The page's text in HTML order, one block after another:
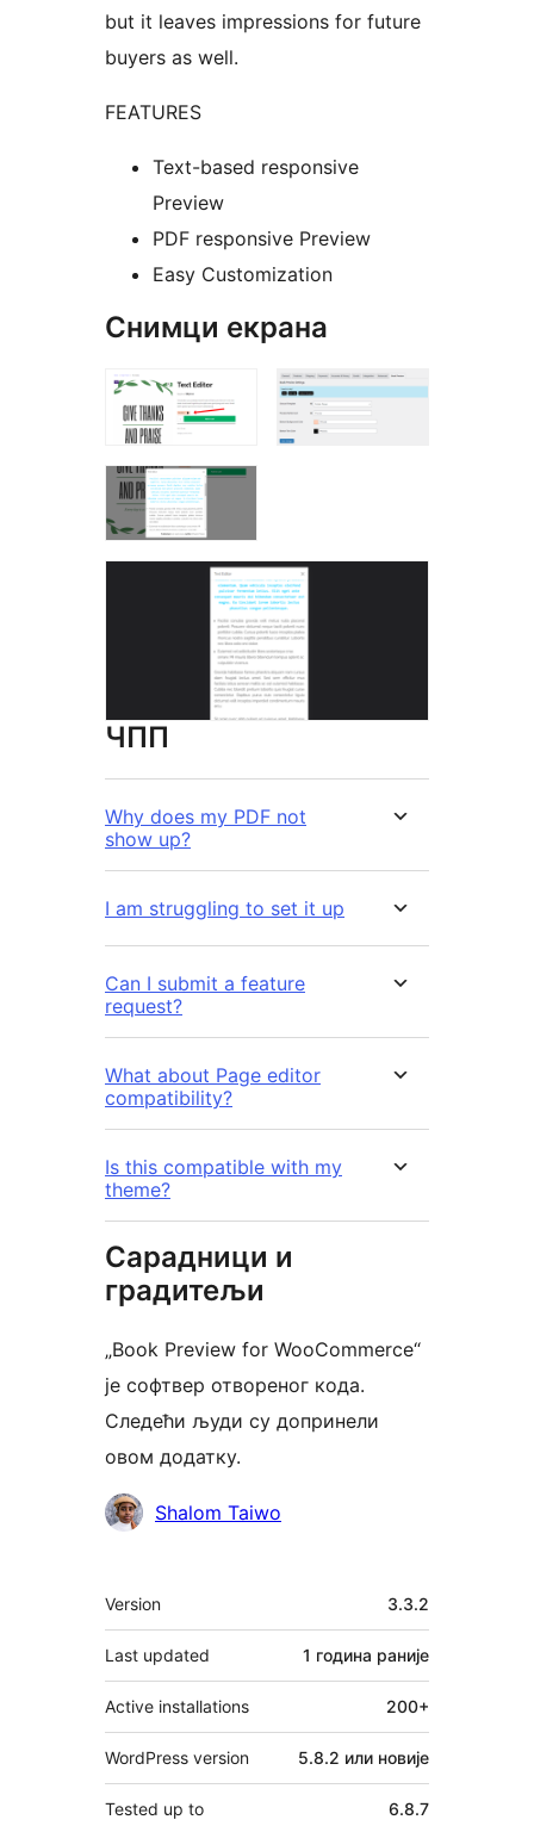
but it leaves impressions for future
buyers as well.
FEATURES
Text-based responsive
Preview
PDF responsive Preview
Easy Customization
Снимци екрана
ЧПП
Why does my PDF not
show up?
I am struggling to set it up
Can I submit a feature
request?
What about Page editor
compatibility?
Is this compatible with my
theme?
Сарадници и
градитељи
„Book Preview for WooCommerce“
је софтвер отвореног кода.
Следећи људи су допринели
овом додатку.
СараднициShalom Taiwo
Мета
Version 3.3.2
Last updated 1 година раније
Active installations 200+
WordPress version 5.8.2 или новије
Tested up to 6.8.7